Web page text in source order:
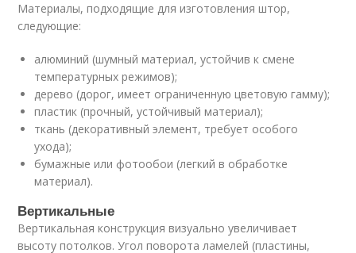
Материалы, подходящие для изготовления штор,
следующие:
алюминий (шумный материал, устойчив к смене
температурных режимов);
дерево (дорог, имеет ограниченную цветовую гамму);
пластик (прочный, устойчивый материал);
ткань (декоративный элемент, требует особого
ухода);
бумажные или фотообои (легкий в обработке
материал).
Вертикальные
Вертикальная конструкция визуально увеличивает
высоту потолков. Угол поворота ламелей (пластины,